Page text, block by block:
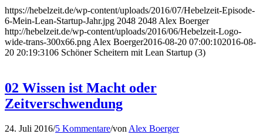
https://hebelzeit.de/wp-content/uploads/2016/07/Hebelzeit-Episode-
6-Mein-Lean-Startup-Jahr.jpg 2048 2048 Alex Boerger
http://hebelzeit.de/wp-content/uploads/2016/06/Hebelzeit-Logo-
wide-trans-300x66.png Alex Boerger2016-08-20 07:00:102016-08-
20 20:19:3106 Schöner Scheitern mit Lean Startup (3)
02 Wissen ist Macht oder
Zeitverschwendung
24. Juli 2016/5 Kommentare/von Alex Boerger